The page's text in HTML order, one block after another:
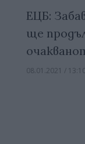
ЕЦБ:
ще
08.01.2021 /